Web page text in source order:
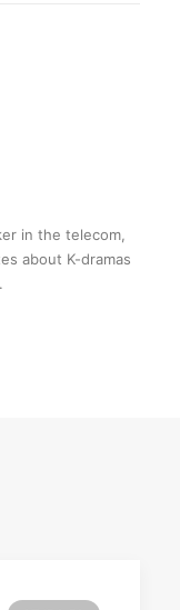
in the telecom,
about K-dramas
.